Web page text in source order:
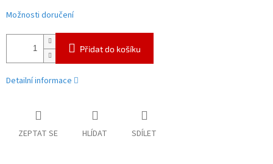
Možnosti doručení
Přidat do košíku
Detailní informace
ZEPTAT SE HLÍDAT SDÍLET